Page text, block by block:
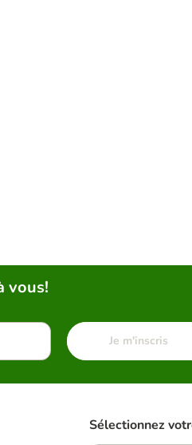
vous!
Je m'inscris
Sélectionnez